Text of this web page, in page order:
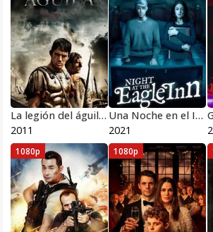
La legión del águila 2011
2011
Una Noche en el Infierno
2021
1080p 1080p